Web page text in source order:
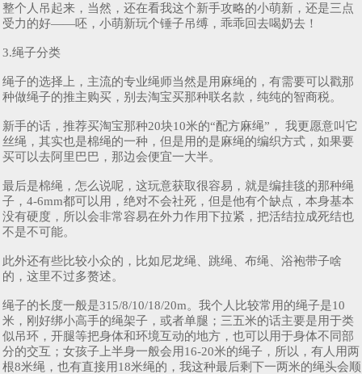
整个人吊起来，当然，还在看我这个新手攻略的小萌新，还是三点
受力的好——呸，小萌新玩个锤子吊缚，乖乖回去喝奶去！
3.绳子分类
绳子的选择上，主流的专业绳师当然是用麻绳的，有需要可以戳那
种做绳子的推主购买，别去淘宝买那种联名款，纯纯的智商税。
新手的话，推荐买淘宝那种20块10米的“配方麻绳”， 我更愿意叫它
丝绳，其实也是棉绳的一种，但是用的是麻绳的编织方式，如果要
买可以去阿里巴巴，那边会便宜一大半。
最后是棉绳，怎么说呢，这玩意获取很容易，就是编挂毯的那种绳
子，4-6mm都可以用，绝对不会社死，但是他有个缺点，本身基本
没有硬度，所以会非常容易在外力作用下拉紧，把活结拉成死结也
不是不可能。
此外还有些比较小众的，比如尼龙绳、跳绳、布绳、浴袍带子啥
的，这里不过多赘述。
绳子的长度一般是315/8/10/18/20m。我个人比较常用的绳子是10
米，刚好绑小高手的绳架子，或者单腿；三五米的话主要是用于类
似吊环，开腿等把身体和环境互动的地方，也可以用于身体不同部
分的交互；女孩子上半身一般会用16-20米的绳子，所以，有人用两
根8米绳，也有直接用18米绳的，我这种最后剩下一两米的绳头会顺